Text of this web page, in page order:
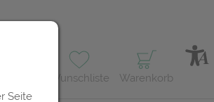
Wunschliste Warenkorb
Seite